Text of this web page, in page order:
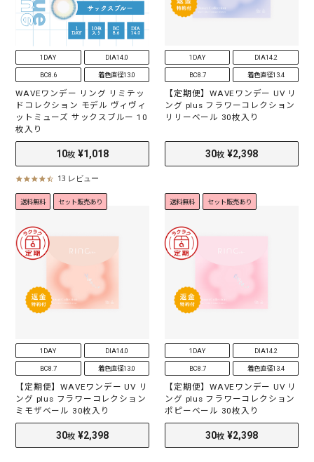
10枚¥1,018
i
n
g
10枚¥1,018
i
1DAY DIA14.0
BC8.6 着色直径13.0
WAVEワンデー リング リミテッ
ドコレクション モデル ヴィヴィ
ットミューズ サックスブルー 10
枚入り
.
i
n
13 レビュー
1DAY DIA14.2
BC8.7 着色直径13.4
【定期便】WAVEワンデー UV リ
ング plus フラワーコレクション
リリーベール 30枚入り
送料無料 セット販売あり
1DAY DIA14.0
BC8.7 着色直径13.0
【定期便】WAVEワンデー UV リ
ング plus フラワーコレクション
ミモザベール 30枚入り
送料無料 セット販売あり
1DAY DIA14.2
BC8.7 着色直径13.4
【定期便】WAVEワンデー UV リ
ング plus フラワーコレクション
ポピーベール 30枚入り